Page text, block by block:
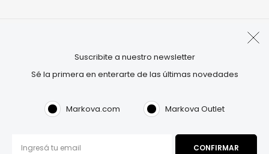
Suscribite a nuestro newsletter
Sé la primera en enterarte de las últimas novedades
Markova.com Markova Outlet